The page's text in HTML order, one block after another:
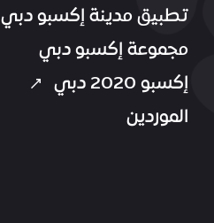
تطبيق مدينة إكسبو دبي
مجموعة إكسبو دبي
إكسبو 2020 دبي
الموردين